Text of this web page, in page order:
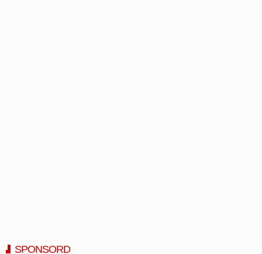
SPONSORD